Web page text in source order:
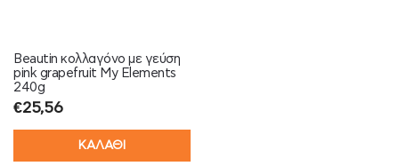
Beautin κολλαγόνο με γεύση
pink grapefruit My Elements
240g
€25,56
ΚΑΛΑΘΙ